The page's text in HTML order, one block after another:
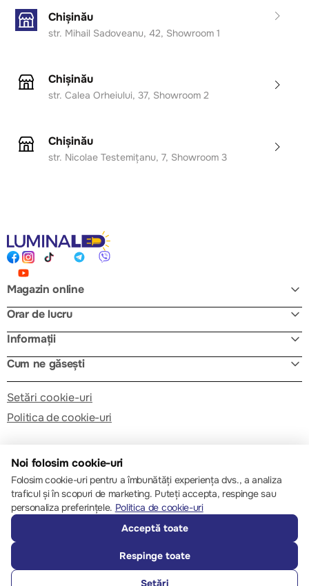
Chișinău
str. Mihail Sadoveanu, 42, Showroom 1
Chișinău
str. Calea Orheiului, 37, Showroom 2
Chișinău
str. Nicolae Testemițanu, 7, Showroom 3
Magazin online
Orar de lucru
Informații
Cum ne găsești
Setări cookie-uri
Politica de cookie-uri
© 2013 – 2026 ECOM
Noi folosim cookie-uri
Folosim cookie-uri pentru a îmbunătăți experiența dvs., a analiza
traficul și în scopuri de marketing. Puteți accepta, respinge sau
personaliza preferințele. Politica de cookie-uri
Acceptă toate
Respinge toate
Setări